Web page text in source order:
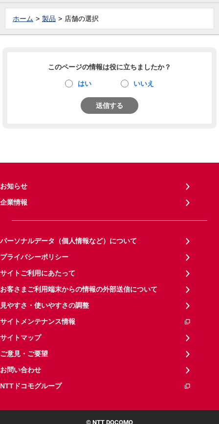
ホーム 製品 店舗の選択
このページの情報は役に立ちましたか？
はい いいえ
送信する
お知らせ
企業情報
パーソナルデータ（個人情報など）について
プライバシーポリシー
サイトご利用にあたって
お客さまご利用端末からの情報の外部送信について
見やすさ・使いやすさの調整
サイトメンテナンス情報
サイトマップ
ご意見・ご要望
お問い合わせ
NTTドコモグループ
© NTT DOCOMO